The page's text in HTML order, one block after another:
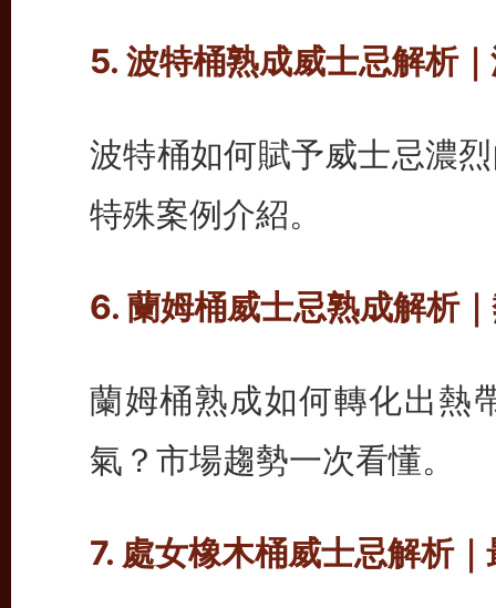
5. 波特桶熟成威士忌解析
波特桶如何賦予威士忌濃
特殊案例介紹。
6. 蘭姆桶威士忌熟成解析
蘭姆桶熟成如何轉化出熱
氣？市場趨勢一次看懂。
7. 處女橡木桶威士忌解析